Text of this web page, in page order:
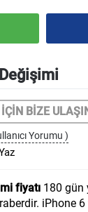
BİZE
Yorumu )
fiyatı 180 gün
iPhone